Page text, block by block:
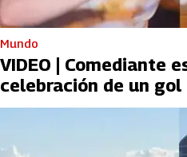
Mundo
VIDEO | Comediante
celebración de un gol